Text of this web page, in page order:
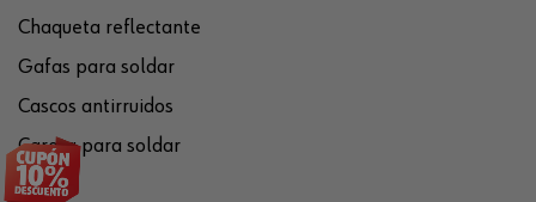
Chaqueta reflectante
Gafas para soldar
Cascos antirruidos
Careta para soldar